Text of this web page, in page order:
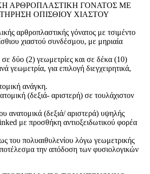
ΑΡΘΡΟΠΛΑΣΤΙΚΗ ΓΟΝΑΤΟΣ ΜΕ
ΟΠΙΣΘΙΟΥ ΧΙΑΣΤΟΥ
αρθροπλαστικής γόνατος με τσιμέντο
χιαστού συνδέσμου, με μηριαία
σε δύο (2) γεωμετρίες και σε δέκα (10)
γεωμετρία, για επιλογή διεγχειρητικά,
ανάγκη.
(δεξιά- αριστερή) σε τουλάχιστον
ανατομικά (δεξιά/ αριστερά) υψηλής
με προσθήκη αντιοξειδωτικού φορέα
του πολυαιθυλενίου λόγω γεωμετρικής
την απόδοση των φυσιολογικών